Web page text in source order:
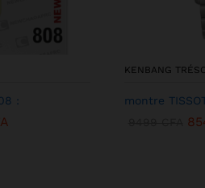
:
KENBANG
montre